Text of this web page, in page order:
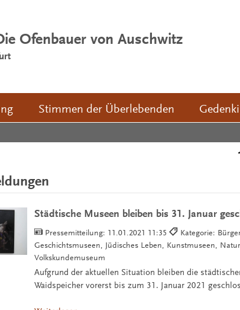
Ofenbauer von Auschwitz
Stimmen der Überlebenden
Städtische Museen bleiben bis 31. Januar
Pressemitteilung: 11.01.2021 11:35
Kategorie:
Geschichtsmuseen, Jüdisches Leben, Kunstmuseen,
Volkskundemuseum
Aufgrund der aktuellen Situation bleiben die
Waidspeicher vorerst bis zum 31. Januar 2021